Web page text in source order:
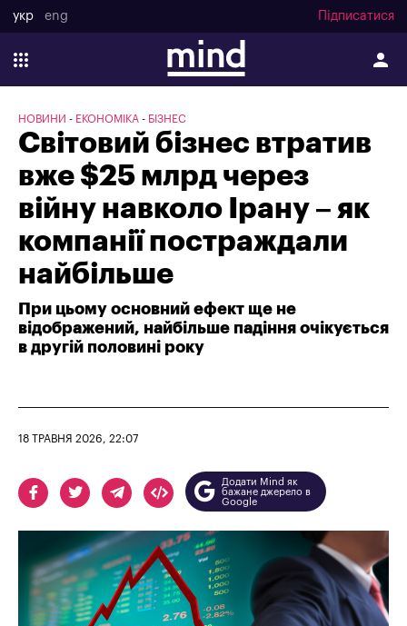
укр eng Підписатися
НОВИНИ ЕКОНОМІКА БІЗНЕС
Світовий бізнес втратив
вже $25 млрд через
війну навколо Ірану – як
компанії постраждали
найбільше
При цьому основний ефект ще не
відображений, найбільше падіння очікується
в другій половині року
18 ТРАВНЯ 2026, 22:07
Додати Mind як
бажане джерело в
Google